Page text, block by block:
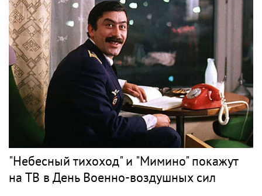
"Небесный тихоход" и "Мимино" покажут
на ТВ в День Военно-воздушных сил